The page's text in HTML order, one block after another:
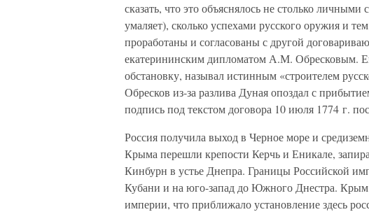
сказать, что это объяснялось не столько
умаляет), сколько успехами русского оружия и
проработаны и согласованы с другой
екатерининским дипломатом А.М. Обресковым.
обстановку, называл истинным «строителем
Обресков из-за разлива Дуная опоздал с
подпись под текстом договора 10 июля 1774 г.
Россия получила выход в Черное море и
Крыма перешли крепости Керчь и Еникале,
Кинбурн в устье Днепра. Границы Российской
Кубани и на юго-запад до Южного Днестра. Крым
империи, что приближало установление здесь